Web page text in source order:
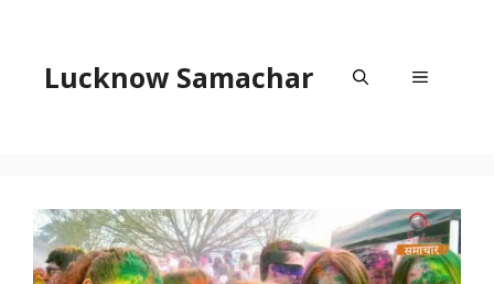
contentLucknow Samachar Menu